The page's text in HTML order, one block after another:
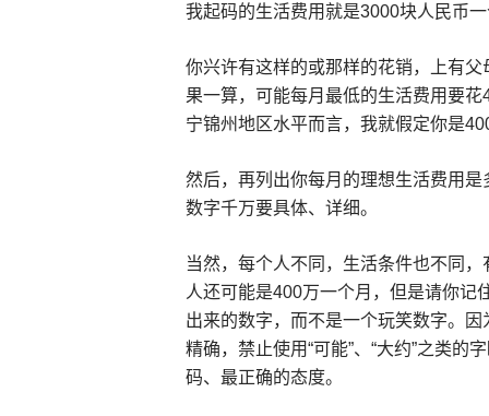
我起码的生活费用就是3000块人民币
你兴许有这样的或那样的花销，上有
果一算，可能每月最低的生活费用要
宁锦州地区水平而言，我就假定你是
然后，再列出你每月的理想生活费用
数字千万要具体、详细。
当然，每个人不同，生活条件也不同
人还可能是400万一个月，但是请你记
出来的数字，而不是一个玩笑数字。
精确，禁止使用“可能”、“大约”之类的
码、最正确的态度。